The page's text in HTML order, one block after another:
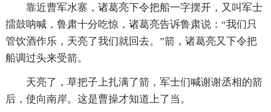
靠近曹军水寨，诸葛亮下令把船一字摆开，又叫军士
擂鼓呐喊，鲁肃十分吃惊，诸葛亮告诉鲁肃说：“我们只
管饮酒作乐，天亮了我们就回去。”箭，诸葛亮又下令把
船调过头来受箭。
天亮了，草把子上扎满了箭，军士们喊谢谢丞相的箭
后，使向南岸。这是曹操才知道上了当。